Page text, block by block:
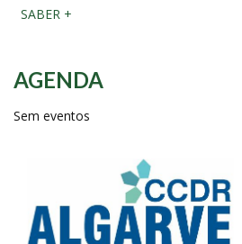
SABER +
AGENDA
Sem eventos